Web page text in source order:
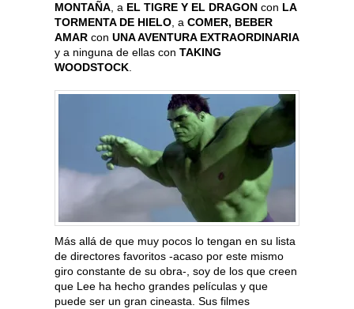
MONTAÑA , a EL TIGRE Y EL DRAGON con LA
TORMENTA DE HIELO , a COMER, BEBER
AMAR con UNA AVENTURA EXTRAORDINARIA
y a ninguna de ellas con TAKING
WOODSTOCK
Más allá de que muy pocos lo tengan en su lista
de directores favoritos -acaso por este mismo
giro constante de su obra-, soy de los que creen
que Lee ha hecho grandes películas y que
puede ser un gran cineasta. Sus filmes